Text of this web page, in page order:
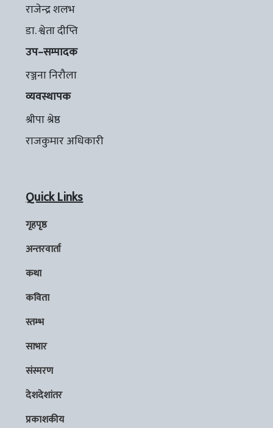
राजेन्द्र शलभ
डा. श्वेता दीप्ति
उप–सम्पादक
रञ्जना निरौला
व्यवस्थापक
श्रीपा श्रेष्ठ
राजकुमार अधिकारी
Quick Links
गृहपृष्ठ
अन्तरवार्ता
कथा
कविता
स्तम्भ
साभार
संस्मरण
देशदेशांतर
प्रकाशकीय